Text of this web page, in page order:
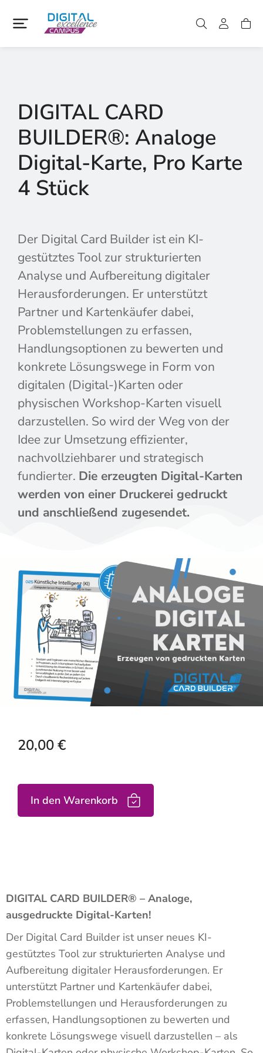
DIGITAL CARD
BUILDER®: Analoge
Digital-Karte, Pro Karte
4 Stück
Der Digital Card Builder ist ein KI-
gestütztes Tool zur strukturierten
Analyse und Aufbereitung digitaler
Herausforderungen. Er unterstützt
Partner und Kartenkäufer dabei,
Problemstellungen zu erfassen,
Handlungsoptionen zu bewerten und
konkrete Lösungswege in Form von
digitalen (Digital-)Karten oder
physischen Workshop-Karten visuell
darzustellen. So wird der Weg von der
Idee zur Umsetzung effizienter,
nachvollziehbarer und strategisch
fundierter. Die erzeugten Digital-Karten
werden von einer Druckerei gedruckt
und anschließend zugesendet.
20,00€
In den Warenkorb
DIGITAL CARD BUILDER® – Analoge,
ausgedruckte Digital-Karten!
Der Digital Card Builder ist unser neues KI-
gestütztes Tool zur strukturierten Analyse und
Aufbereitung digitaler Herausforderungen. Er
unterstützt Partner und Kartenkäufer dabei,
Problemstellungen und Herausforderungen zu
erfassen, Handlungsoptionen zu bewerten und
konkrete Lösungswege visuell darzustellen – als